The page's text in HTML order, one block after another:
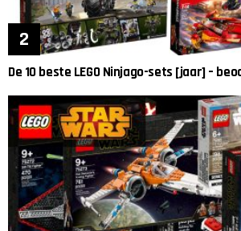
De 10 beste LEGO Ninjago-sets [jaar] –